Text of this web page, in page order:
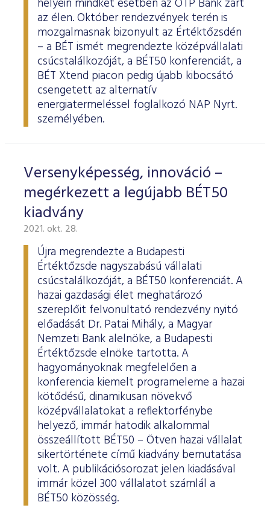
helyein mindkét esetben az OTP Bank zárt
az élen. Október rendezvények terén is
mozgalmasnak bizonyult az Értéktőzsdén
– a BÉT ismét megrendezte középvállalati
csúcstalálkozóját, a BÉT50 konferenciát, a
BÉT Xtend piacon pedig újabb kibocsátó
csengetett az alternatív
energiatermeléssel foglalkozó NAP Nyrt.
személyében.
Versenyképesség, innováció –
megérkezett a legújabb BÉT50
kiadvány
2021. okt. 28.
Újra megrendezte a Budapesti
Értéktőzsde nagyszabású vállalati
csúcstalálkozóját, a BÉT50 konferenciát. A
hazai gazdasági élet meghatározó
szereplőit felvonultató rendezvény nyitó
előadását Dr. Patai Mihály, a Magyar
Nemzeti Bank alelnöke, a Budapesti
Értéktőzsde elnöke tartotta. A
hagyományoknak megfelelően a
konferencia kiemelt programeleme a hazai
kötődésű, dinamikusan növekvő
középvállalatokat a reflektorfénybe
helyező, immár hatodik alkalommal
összeállított BÉT50 – Ötven hazai vállalat
sikertörténete című kiadvány bemutatása
volt. A publikációsorozat jelen kiadásával
immár közel 300 vállalatot számlál a
BÉT50 közösség.